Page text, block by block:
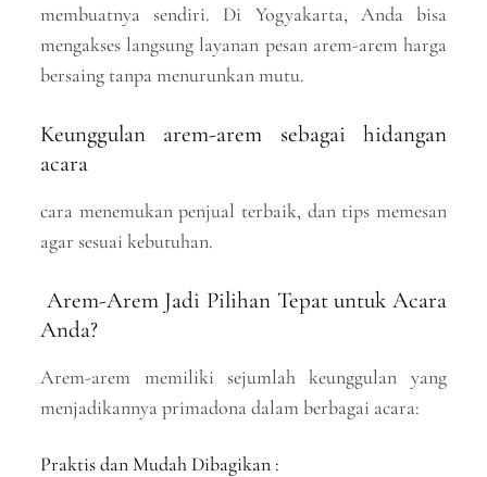
membuatnya sendiri. Di Yogyakarta, Anda bisa
mengakses langsung layanan pesan arem-arem harga
bersaing tanpa menurunkan mutu.
Keunggulan arem-arem sebagai hidangan
acara
cara menemukan penjual terbaik, dan tips memesan
agar sesuai kebutuhan.
Arem-Arem Jadi Pilihan Tepat untuk Acara
Anda?
Arem-arem memiliki sejumlah keunggulan yang
menjadikannya primadona dalam berbagai acara:
Praktis dan Mudah Dibagikan :